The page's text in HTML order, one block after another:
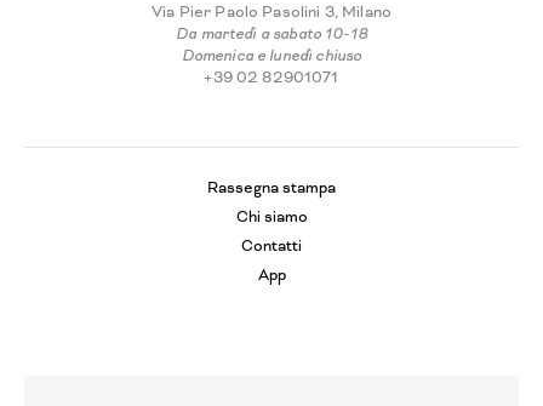
Via Pier Paolo Pasolini 3, Milano
Da martedì a sabato 10-18
Domenica e lunedì chiuso
+39 02 82901071
Rassegna stampa
Chi siamo
Contatti
App